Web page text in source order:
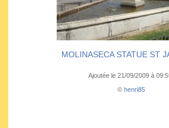
MOLINASECA STATUE ST
Ajoutée le 21/09/2009 à
© henri85